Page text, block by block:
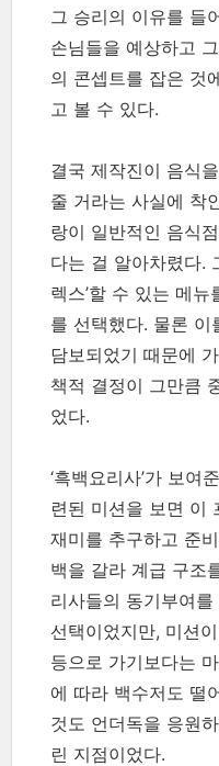
그 승리의 이유를 들
손님들을 예상하고
의 콘셉트를 잡은 것
고 볼 수 있다.
결국 제작진이 음식
줄 거라는 사실에 착
랑이 일반적인 음식
다는 걸 알아차렸다.
렉스’할 수 있는 메
를 선택했다. 물론
담보되었기 때문에
책적 결정이 그만큼
었다.
‘흑백요리사’가 보여
련된 미션을 보면 이
재미를 추구하고 준
백을 갈라 계급 구조
리사들의 동기부여
선택이었지만, 미션
등으로 가기보다는
에 따라 백수저도 떨
것도 언더독을 응원
린 지점이었다.